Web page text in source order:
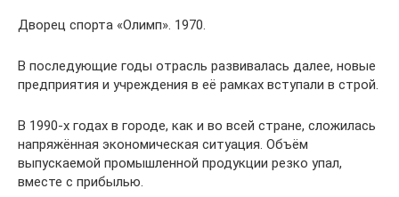
Дворец спорта «Олимп». 1970.
В последующие годы отрасль развивалась далее, новые
предприятия и учреждения в её рамках вступали в строй.
В 1990-х годах в городе, как и во всей стране, сложилась
напряжённая экономическая ситуация. Объём
выпускаемой промышленной продукции резко упал,
вместе с прибылью.